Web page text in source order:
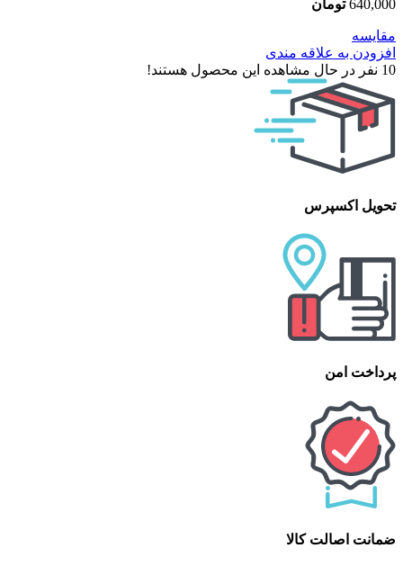
640,000 تومان
مقایسه
افزودن به علاقه مندی
10 نفر در حال مشاهده این محصول هستند!
تحویل اکسپرس
پرداخت امن
ضمانت اصالت کالا